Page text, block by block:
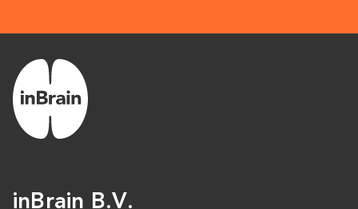
inBrain B.V.